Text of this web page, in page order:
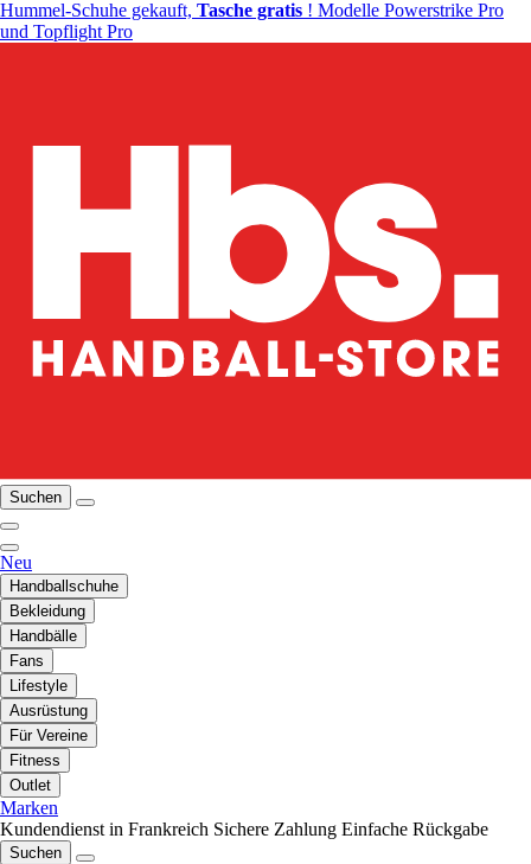
Hummel-Schuhe gekauft, Tasche gratis ! Modelle Powerstrike Pro
und Topflight Pro
Suchen
Neu
Handballschuhe
Bekleidung
Handbälle
Fans
Lifestyle
Ausrüstung
Für Vereine
Fitness
Outlet
Marken
Kundendienst in Frankreich Sichere Zahlung Einfache Rückgabe
Suchen